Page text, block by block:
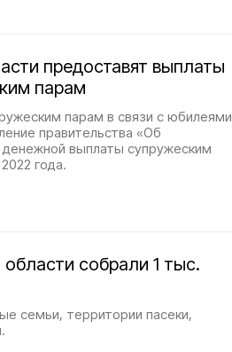
предоставят выплаты
парам
парам в связи с юбилеями
правительства «Об
выплаты супружеским
года.
собрали 1 тыс.
семьи, территории пасеки,